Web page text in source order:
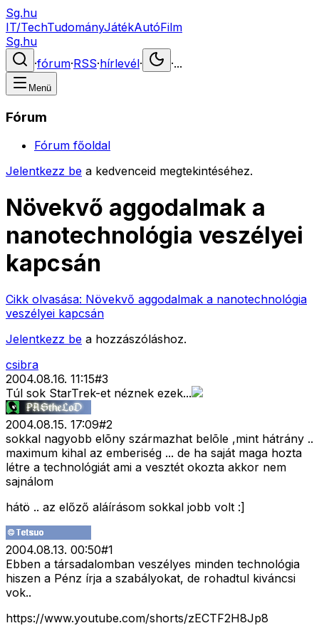
Sg.hu
IT/TechTudományJátékAutóFilm
Sg.hu
·fórum·RSS·hírlevél· ·...
Menü
Fórum
Fórum főoldal
Jelentkezz be a kedvenceid megtekintéséhez.
Növekvő aggodalmak a
nanotechnológia veszélyei
kapcsán
Cikk olvasása: Növekvő aggodalmak a nanotechnológia
veszélyei kapcsán
Jelentkezz be a hozzászóláshoz.
csibra
2004.08.16. 11:15#3
Túl sok StarTrek-et néznek ezek...
2004.08.15. 17:09#2
sokkal nagyobb elõny származhat belõle ,mint hátrány ..
maximum kihal az emberiség ... de ha saját maga hozta
létre a technológiát ami a vesztét okozta akkor nem
sajnálom
hátö .. az előző aláírásom sokkal jobb volt :]
2004.08.13. 00:50#1
Ebben a társadalomban veszélyes minden technológia
hiszen a Pénz írja a szabályokat, de rohadtul kiváncsi
vok..
https://www.youtube.com/shorts/zECTF2H8Jp8